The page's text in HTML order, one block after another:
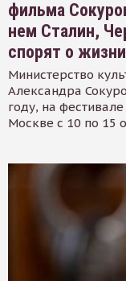
фильма
нем Сталин,
спорят о жизни
Министерство
Александра
году, на
Москве с 10 по 15